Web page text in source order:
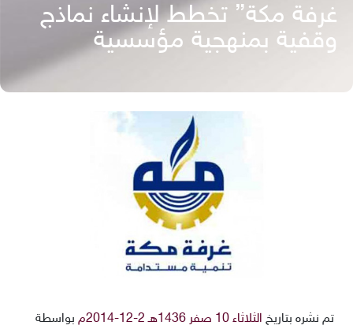
غرفة مكة” تخطط لإنشاء نماذج
وقفية بمنهجية مؤسسية
تم نشره بتاريخ الثلاثاء 10 صفر 1436هـ 2-12-2014م
بواسطة